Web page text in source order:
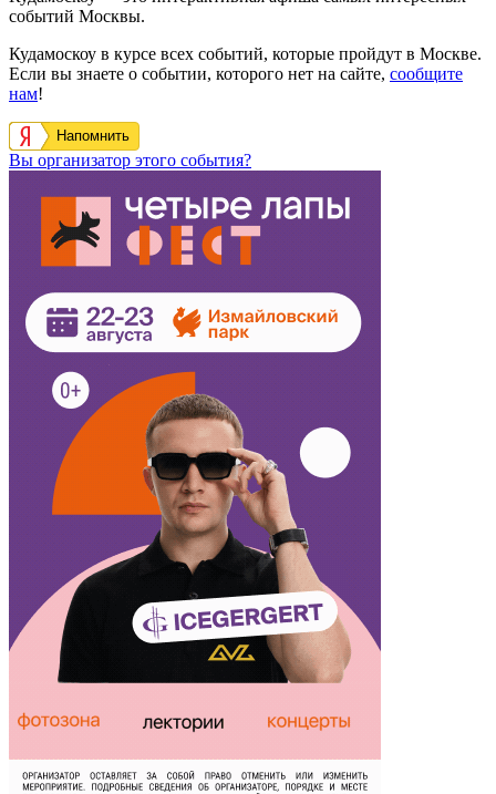
событий Москвы.
Кудамоскоу в курсе всех событий, которые пройдут в Москве.
Если вы знаете о событии, которого нет на сайте, сообщите
нам!
Напомнить
Вы организатор этого события?